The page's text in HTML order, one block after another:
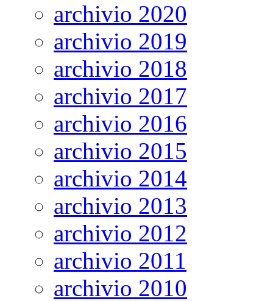
archivio 2020
archivio 2019
archivio 2018
archivio 2017
archivio 2016
archivio 2015
archivio 2014
archivio 2013
archivio 2012
archivio 2011
archivio 2010